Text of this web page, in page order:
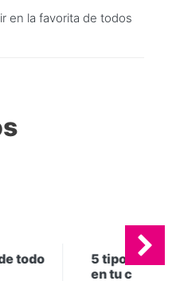
en la favorita de todos
no pueden faltar